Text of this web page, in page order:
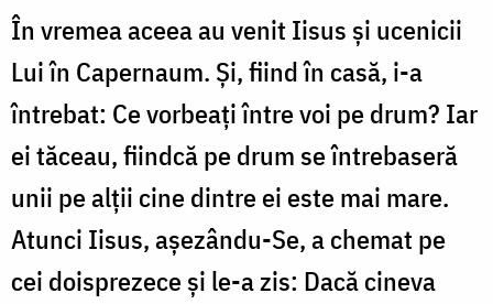
În vremea aceea au venit Iisus și ucenicii
Lui în Capernaum. Și, fiind în casă, i-a
întrebat: Ce vorbeați între voi pe drum? Iar
ei tăceau, fiindcă pe drum se întrebaseră
unii pe alții cine dintre ei este mai mare.
Atunci Iisus, așezându-Se, a chemat pe
cei doisprezece și le-a zis: Dacă cineva